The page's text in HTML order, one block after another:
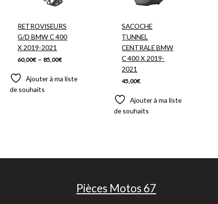
RETROVISEURS
G/D BMW C 400
X 2019-2021
60,00€ – 85,00€
85,00€
Ajouter à ma liste
de souhaits
SACOCHE
TUNNEL
CENTRALE BMW
C 400 X 2019-
2021
45,00€
Ajouter à ma liste
de souhaits
Pièces Motos 67